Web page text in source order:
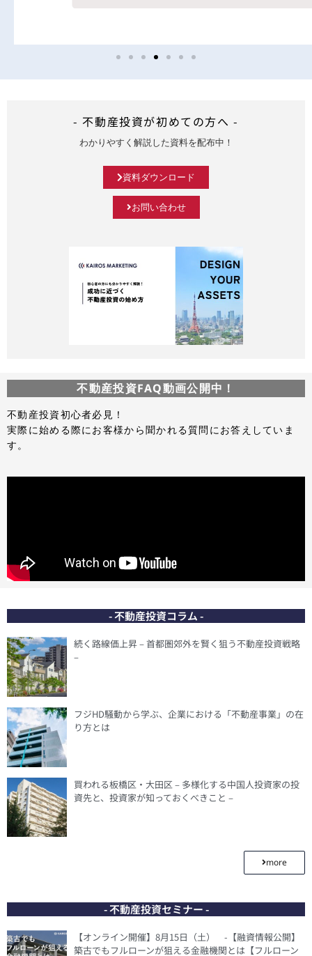
- 不動産投資が初めての方へ -
わかりやすく解説した資料を配布中！
資料ダウンロード
お問い合わせ
不動産投資FAQ動画公開中！
不動産投資初心者必見！
実際に始める際にお客様から聞かれる質問にお答えしていま
す。
- 不動産投資コラム -
続く路線価上昇 – 首都圏郊外を賢く狙う不動産投資戦略
–
フジHD騒動から学ぶ、企業における「不動産事業」の在
り方とは
買われる板橋区・大田区 – 多様化する中国人投資家の投
資先と、投資家が知っておくべきこと –
more
- 不動産投資セミナー -
【オンライン開催】8月15日（土） -【融資情報公開】
築古でもフルローンが狙える金融機関とは【フルローン